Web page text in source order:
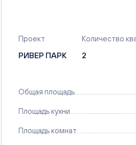
Проект
РИВЕР ПАРК
Количество
2
Общая площадь
Площадь кухни
Площадь комнат